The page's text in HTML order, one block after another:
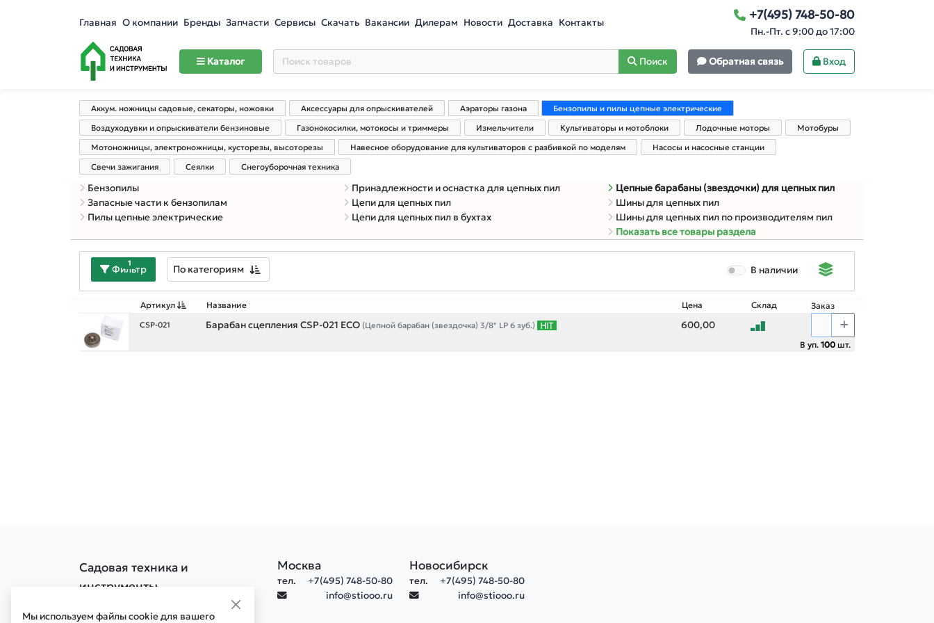
Главная О компании Бренды Запчасти Сервисы Скачать Вакансии Дилерам Новости Доставка Контакты +7(495) 748-50-80
Пн.-Пт. с 9:00 до 17:00
Каталог Поиск Обратная связь Вход
Аккум. ножницы садовые, секаторы, ножовки Аксессуары для опрыскивателей Аэраторы газона
Бензопилы и пилы цепные электрические
Воздуходувки и опрыскиватели бензиновые
Газонокосилки, мотокосы и триммеры Измельчители Культиваторы и мотоблоки Лодочные моторы
Мотобуры
Мотоножницы, электроножницы, кусторезы, высоторезы
Навесное оборудование для культиваторов с разбивкой по моделям
Насосы и насосные станции
Свечи зажигания
Сеялки Снегоуборочная техника
Бензопилы
Запасные части к бензопилам
Пилы цепные электрические
Принадлежности и оснастка для цепных пил
Цепи для цепных пил
Цепи для цепных пил в бухтах
Цепные барабаны (звездочки) для цепных пил
Шины для цепных пил
Шины для цепных пил по производителям пил
Показать все товары раздела
Фильтр
1 По категориям В наличии
Артикул Название Цена Склад Заказ
CSP-021 Барабан сцепления CSP-021 ECO (Цепной барабан (звездочка) 3/8" LP 6 зуб.) 600,00
В уп. 100 шт.
Мы используем файлы cookie для вашего
Садовая техника и
инструменты
Москва
тел.
+7(495) 748-50-80
info@stiooo.ru
Новосибирск
тел.
+7(495) 748-50-80
info@stiooo.ru